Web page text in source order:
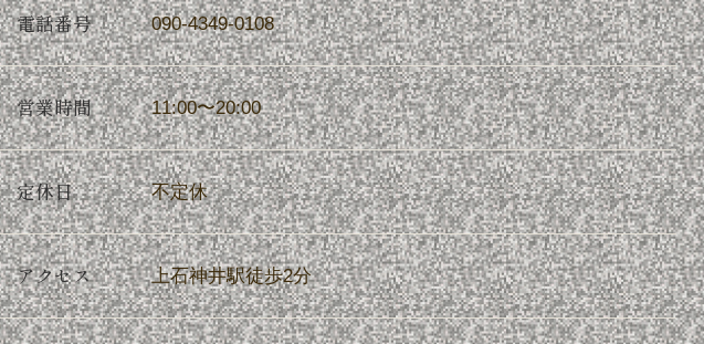
電話番号 090-4349-0108
営業時間 11:00〜20:00
定休日 不定休
アクセス 上石神井駅徒歩2分